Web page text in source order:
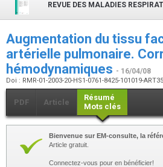
REVUE DES MALADIES
Augmentation du tissu
artérielle pulmonaire.
hémodynamiques - 16/04/08
Doi : RMR-01-2003-20-HS1-0761-8425-101019-ART35
PDF Article
Résumé
Mots clés
Bienvenue sur EM-consulte, la
Article gratuit.
Connectez-vous pour en bénéficier!